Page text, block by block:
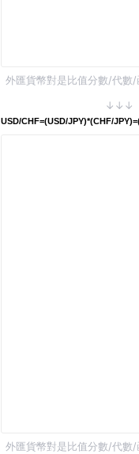
外匯貨幣對是比值分數/代數
↓↓↓
USD/CHF=(USD/JPY)*(CHF/
外匯貨幣對是比值分數/代數